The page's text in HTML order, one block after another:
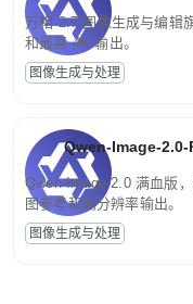
万相 2.7 图像生成与编辑
和最高 4K 输出。
图像生成与处理
Qwen-Image-2.0-
Qwen-Image-2.0 满血版
图参考和高分辨率输出。
图像生成与处理